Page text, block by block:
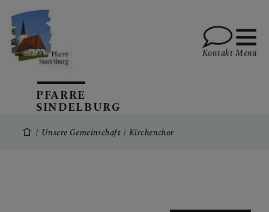
UNSERE
GEMEINSCHAFT
PFARRE
SINDELBURG
Kontakt Menü
Unsere Gemeinschaft Kirchenchor